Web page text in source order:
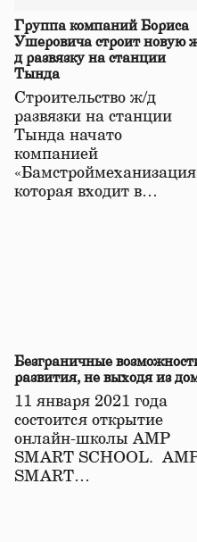
Группа компаний Бориса
Ушеровича строит новую
д развязку на станции
Тында
Строительство ж/д
развязки на станции
Тында начато
компанией
которая входит в…
Безграничные
развития, не выходя из
11 января 2021 года
состоится открытие
онлайн-школы АМР
SMART SCHOOL.
SMART…